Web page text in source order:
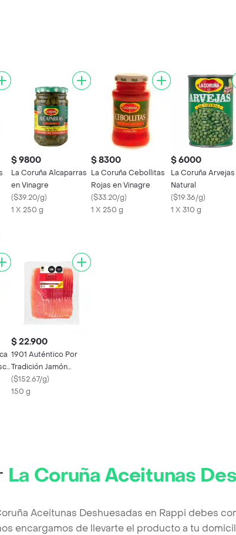
$ 9800
La Coruña Alcaparras
en Vinagre
($39.20/g)
1 X 250 g
$ 8300
La Coruña Cebollitas
Rojas en Vinagre
($33.20/g)
1 X 250 g
$ 6000
La Coruña Arvejas
Natural
($19.36/g)
1 X 310 g
$ 22.900
1901 Auténtico Por
Tradición Jamón
Serrano Reserva
($152.67/g)
150 g
La Coruña Aceitunas
Aceitunas Deshuesadas en Rappi debes
encargamos de llevarte el producto a tu